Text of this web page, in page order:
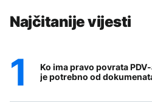
Najčitanije vijesti
Ko ima pravo povrata
je potrebno od